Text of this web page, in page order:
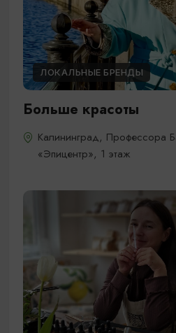
ЛОКАЛЬНЫЕ БРЕНДЫ
Больше красоты
Калининград, Профессора
«Эпицентр», 1 этаж